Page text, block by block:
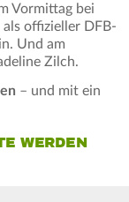
Vormittag bei
offizieller DFB-
Und am
Zilch.
– und mit ein
WERDEN